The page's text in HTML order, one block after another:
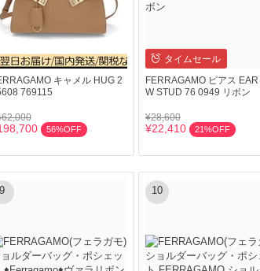
キャメル HUG 2
769115
56%OFF
タイムセール
FERRAGAMO ピアス EAR
W STUD 76 0949 リボン
¥28,600
¥22,410 21%OFF
9 10